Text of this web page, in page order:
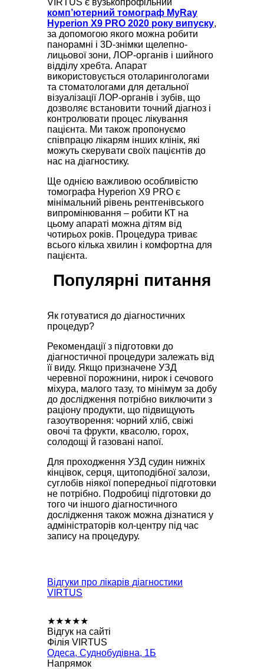
комп’ютерний томограф MyRay
Hyperion Х9 PRO 2020 року випуску,
за допомогою якого можна робити
панорамні і 3D-знімки щелепно-
лицьової зони, ЛОР-органів і шийного
відділу хребта. Апарат
використовується отоларингологами
та стоматологами для детальної
візуалізації ЛОР-органів і зубів, що
дозволяє встановити точний діагноз і
контролювати процес лікування
пацієнта. Ми також пропонуємо
співпрацю лікарям інших клінік, які
можуть скерувати своїх пацієнтів до
нас на діагностику.
Ще однією важливою особливістю
томографа Hyperion Х9 PRO є
мінімальний рівень рентгенівського
випромінювання – робити КТ на
цьому апараті можна дітям від
чотирьох років. Процедура триває
всього кілька хвилин і комфортна для
пацієнта.
Популярнi питання
Як готуватися до діагностичних
процедур?
Рекомендації з підготовки до
діагностичної процедури залежать від
її виду. Якщо призначене УЗД
черевної порожнини, нирок і сечового
міхура, малого тазу, то мінімум за добу
до дослідження потрібно виключити з
раціону продукти, що підвищують
газоутворення: чорний хліб, свіжі
овочі та фрукти, квасолю, горох,
солодощі й газовані напої.
Для проходження УЗД судин нижніх
кінцівок, серця, щитоподібної залози,
суглобів ніякої попередньої підготовки
не потрібно. Подробиці підготовки до
того чи іншого діагностичного
дослідження також можна дізнатися у
адміністраторів кол-центру під час
запису на процедуру.
Відгуки про лікарів діагностики
VIRTUS
★★★★★
Відгук на сайті
Філія VIRTUS
Одеса, Суднобудівна, 1Б
Напрямок